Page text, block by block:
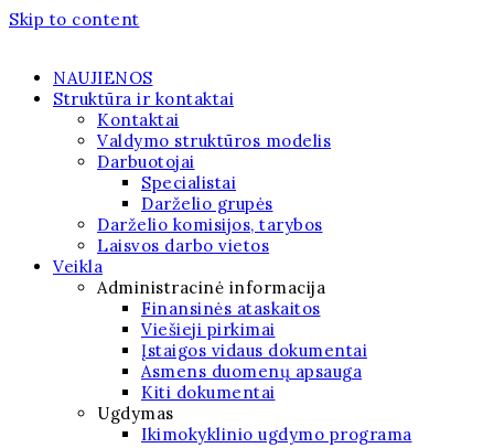
Skip to content
NAUJIENOS
Struktūra ir kontaktai
Kontaktai
Valdymo struktūros modelis
Darbuotojai
Specialistai
Darželio grupės
Darželio komisijos, tarybos
Laisvos darbo vietos
Veikla
Administracinė informacija
Finansinės ataskaitos
Viešieji pirkimai
Įstaigos vidaus dokumentai
Asmens duomenų apsauga
Kiti dokumentai
Ugdymas
Ikimokyklinio ugdymo programa